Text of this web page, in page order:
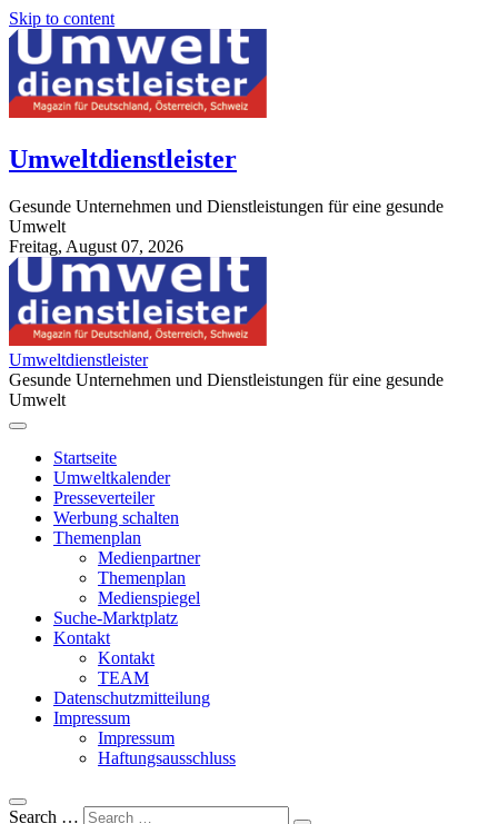
Skip to content
Umweltdienstleister
Gesunde Unternehmen und Dienstleistungen für eine gesunde
Umwelt
Freitag, August 07, 2026
StuttgartApotheke.com
Umweltdienstleister
Gesunde Unternehmen und Dienstleistungen für eine gesunde
Umwelt
Startseite
Umweltkalender
Presseverteiler
Werbung schalten
Themenplan
Medienpartner
Themenplan
Medienspiegel
Suche-Marktplatz
Kontakt
Kontakt
TEAM
Datenschutzmitteilung
Impressum
Impressum
Haftungsausschluss
Search …